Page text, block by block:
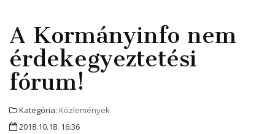
A Kormányinfo nem
érdekegyeztetési
fórum!
Kategória: Közlemények
2018.10.18. 16:36